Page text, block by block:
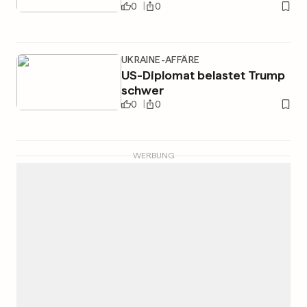
0 0
UKRAINE-AFFÄRE
US-Diplomat belastet Trump
schwer
0 0
WERBUNG